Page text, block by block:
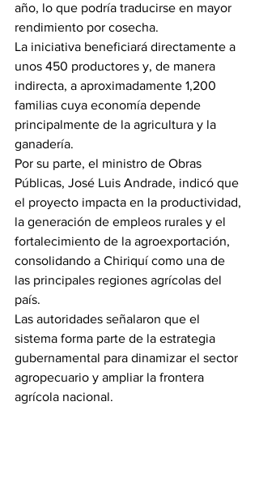
año, lo que podría traducirse en mayor
rendimiento por cosecha.
La iniciativa beneficiará directamente a
unos 450 productores y, de manera
indirecta, a aproximadamente 1,200
familias cuya economía depende
principalmente de la agricultura y la
ganadería.
Por su parte, el ministro de Obras
Públicas, José Luis Andrade, indicó que
el proyecto impacta en la productividad,
la generación de empleos rurales y el
fortalecimiento de la agroexportación,
consolidando a Chiriquí como una de
las principales regiones agrícolas del
país.
Las autoridades señalaron que el
sistema forma parte de la estrategia
gubernamental para dinamizar el sector
agropecuario y ampliar la frontera
agrícola nacional.